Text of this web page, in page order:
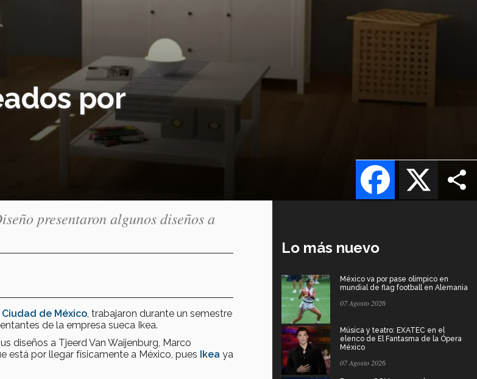
por
X
Facebook
presentaron algunos diseños a
Ciudad de México , trabajaron durante un semestre
de la empresa sueca Ikea.
diseños a Tjeerd Van Waijenburg, Marco
está por llegar físicamente a México, pues Ikea ya
Lo más nuevo
México va por pase olímpico en
mundial de flag football en Alemania
07 Agosto 2026
Música y teatro: EXATEC en el
elenco de El Fantasma de la Ópera
México
07 Agosto 2026